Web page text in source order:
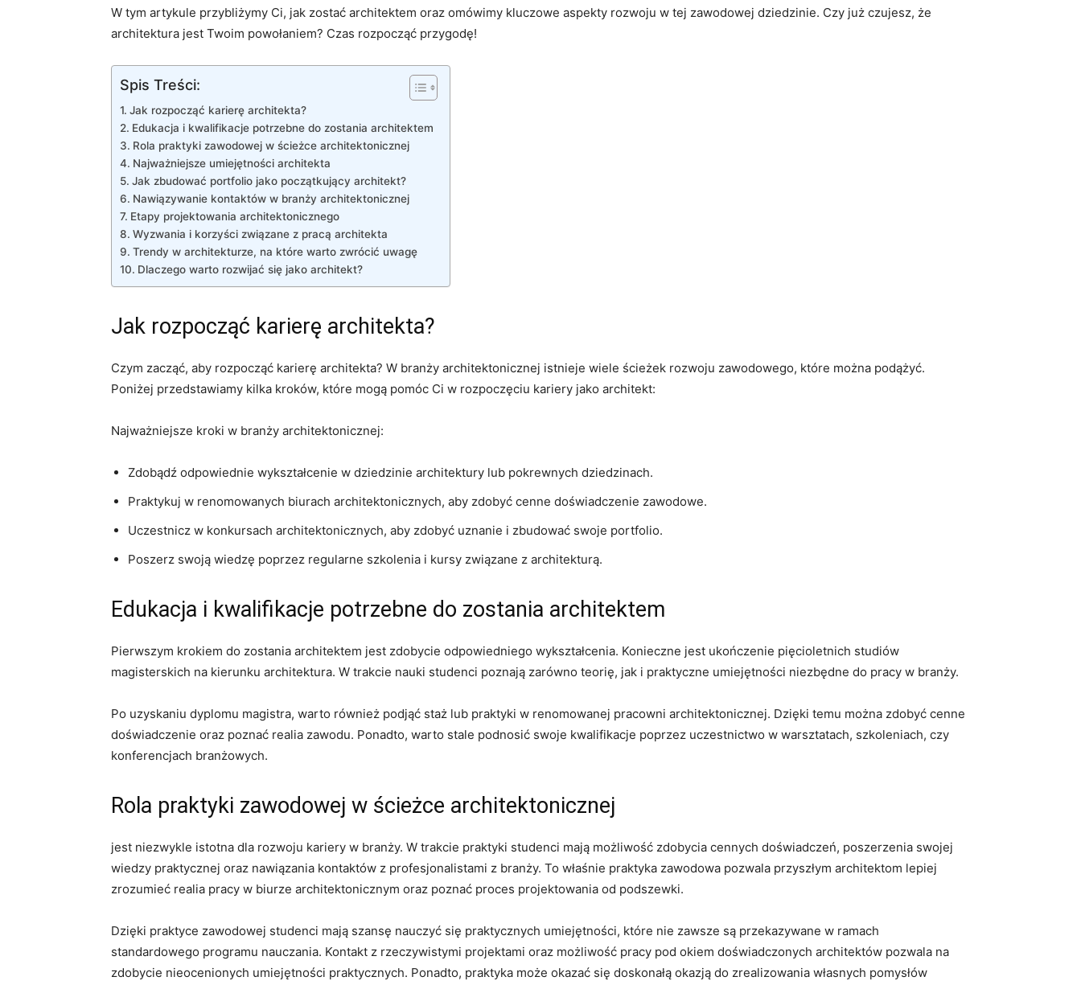
W tym artykule przybliżymy Ci, jak zostać architektem oraz omówimy kluczowe aspekty rozwoju ​w tej​ zawodowej dziedzinie. Czy ⁢już czujesz, że ​
architektura jest Twoim powołaniem? Czas rozpocząć ‍przygodę!
Spis Treści:
Jak⁢ rozpocząć karierę ‍architekta?
Edukacja i kwalifikacje potrzebne do zostania architektem
Rola praktyki zawodowej w⁣ ścieżce⁣ architektonicznej
Najważniejsze umiejętności‌ architekta
Jak zbudować‌ portfolio jako początkujący architekt?
Nawiązywanie​ kontaktów w branży architektonicznej
Etapy projektowania architektonicznego
Wyzwania ​i korzyści związane z pracą architekta
Trendy⁤ w architekturze, na⁢ które warto zwrócić uwagę
Dlaczego warto rozwijać ‌się jako‌ architekt?
Jak⁢ rozpocząć karierę ‍architekta?
Czym zacząć,⁢ aby rozpocząć karierę architekta? W branży ‌architektonicznej istnieje wiele ścieżek⁤ rozwoju zawodowego, które ​można ⁣podążyć.‍
Poniżej ⁣przedstawiamy kilka kroków, które mogą pomóc Ci w rozpoczęciu kariery jako architekt:
Najważniejsze‍ kroki ⁣w ‍branży architektonicznej:
Zdobądź ⁤odpowiednie ⁣wykształcenie w dziedzinie architektury lub pokrewnych dziedzinach.
Praktykuj w renomowanych⁣ biurach architektonicznych, aby⁤ zdobyć cenne doświadczenie zawodowe.
Uczestnicz ⁣w konkursach architektonicznych, aby zdobyć ⁣uznanie i zbudować swoje ⁤portfolio.
Poszerz swoją wiedzę​ poprzez regularne szkolenia i kursy związane z architekturą.
Edukacja i kwalifikacje potrzebne do zostania architektem
Pierwszym krokiem do zostania architektem⁢ jest zdobycie‌ odpowiedniego wykształcenia. Konieczne jest ukończenie pięcioletnich⁤ studiów
magisterskich⁢ na ⁢kierunku architektura. W trakcie​ nauki ⁣studenci⁢ poznają⁢ zarówno ‌teorię,‍ jak i praktyczne ​umiejętności ‌niezbędne do pracy w‌ branży.
Po uzyskaniu dyplomu magistra, warto również podjąć staż lub praktyki ‌w renomowanej pracowni architektonicznej. Dzięki temu można⁤ zdobyć ‍cenne
doświadczenie​ oraz poznać realia zawodu. Ponadto, warto stale podnosić swoje kwalifikacje poprzez uczestnictwo w warsztatach, szkoleniach, czy
‍konferencjach branżowych.
Rola praktyki zawodowej w⁣ ścieżce⁣ architektonicznej
jest niezwykle istotna dla​ rozwoju kariery ⁢w⁣ branży. ⁢W trakcie praktyki studenci mają możliwość zdobycia cennych doświadczeń, poszerzenia swojej
wiedzy​ praktycznej oraz nawiązania kontaktów z profesjonalistami z branży. To właśnie praktyka zawodowa pozwala przyszłym architektom⁢ lepiej
zrozumieć ⁤realia pracy w biurze architektonicznym oraz poznać proces projektowania‌ od podszewki.
Dzięki ‍praktyce zawodowej ‍studenci mają szansę nauczyć się praktycznych‌ umiejętności, które nie zawsze są‍ przekazywane w ramach
⁢standardowego programu nauczania. Kontakt z rzeczywistymi projektami ​oraz możliwość ⁣pracy pod⁣ okiem doświadczonych architektów pozwala‌ na
zdobycie nieocenionych umiejętności praktycznych. Ponadto, praktyka może okazać się doskonałą okazją do zrealizowania własnych pomysłów